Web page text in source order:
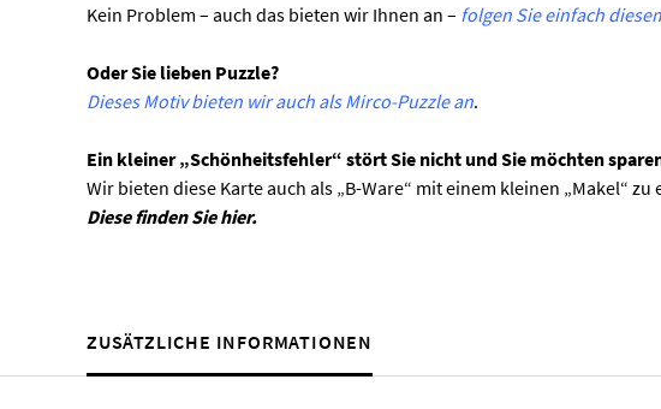
Kein Problem – auch das bieten wir Ihnen an – folgen Sie einfach
Oder Sie lieben Puzzle?
Dieses Motiv bieten wir auch als Mirco-Puzzle an.
Ein kleiner „Schönheitsfehler“ stört Sie nicht und Sie möchten
Wir bieten diese Karte auch als „B-Ware“ mit einem kleinen „Makel“
Diese finden Sie hier.
ZUSÄTZLICHE INFORMATIONEN